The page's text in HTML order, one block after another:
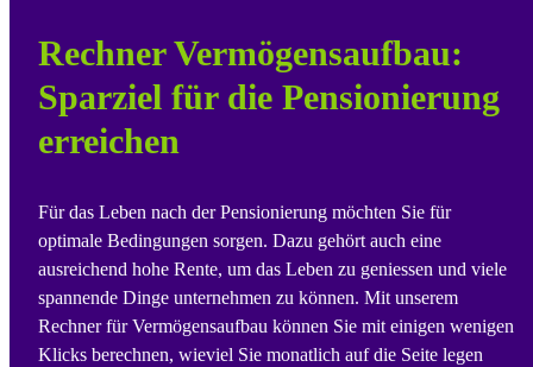
Rechner Vermögensaufbau:
Sparziel für die Pensionierung
erreichen
Für das Leben nach der Pensionierung möchten Sie für
optimale Bedingungen sorgen. Dazu gehört auch eine
ausreichend hohe Rente, um das Leben zu geniessen und viele
spannende Dinge unternehmen zu können. Mit unserem
Rechner für Vermögensaufbau können Sie mit einigen wenigen
Klicks berechnen, wieviel Sie monatlich auf die Seite legen